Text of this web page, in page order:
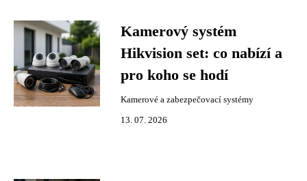
Kamerový systém
Hikvision set: co nabízí a
pro koho se hodí
Kamerové a zabezpečovací systémy
13. 07. 2026